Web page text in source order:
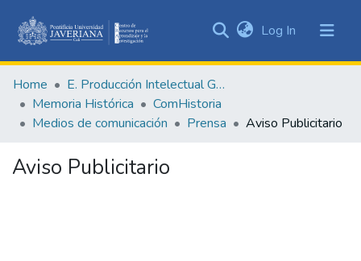
&
Collections
All of DSpace
Log In (current)
Home
E. Producción Intelectual General
Memoria Histórica
ComHistoria
Medios de comunicación
Prensa Aviso Publicitario
Aviso Publicitario